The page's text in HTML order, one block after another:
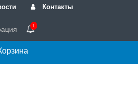
Контакты
1